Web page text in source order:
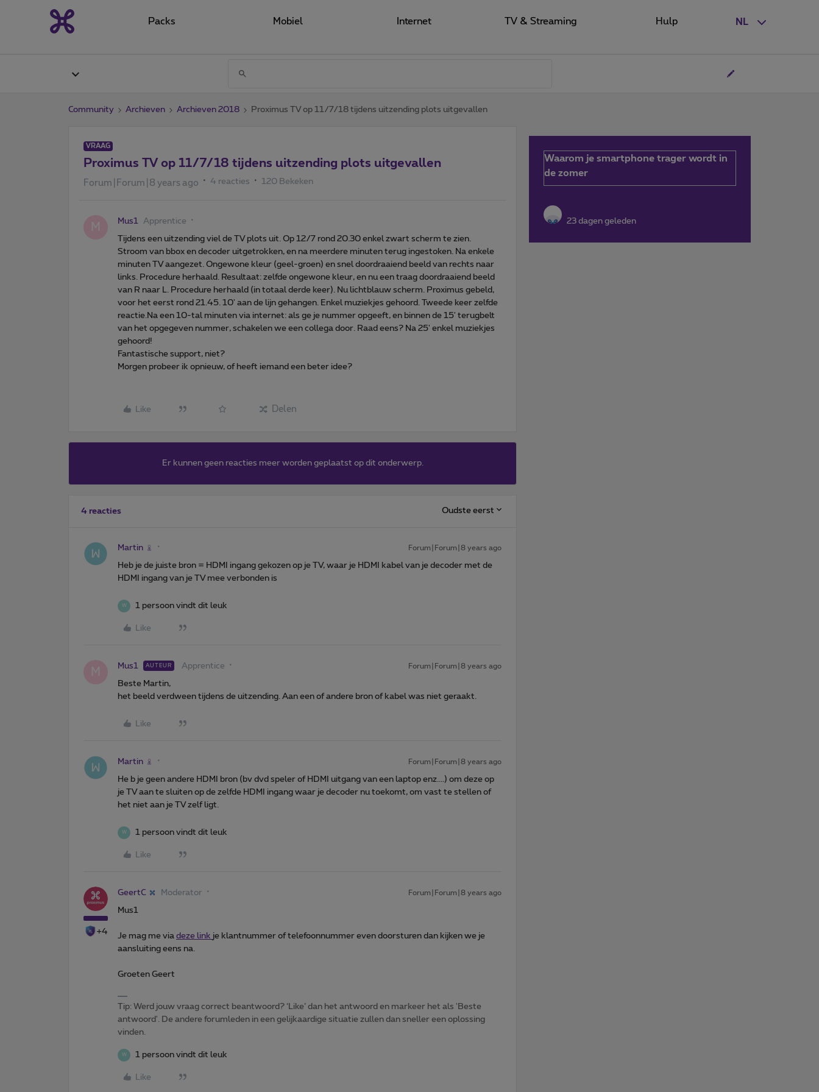
NL
Packs Mobiel Internet TV & Streaming Hulp
Community Archieven Archieven 2018 Proximus TV op 11/7/18 tijdens uitzending plots uitgevallen
VRAAG
Proximus TV op 11/7/18 tijdens uitzending plots uitgevallen
Forum|Forum|8 years ago 4 reacties 120 Bekeken
M Mus1 Apprentice
Tijdens een uitzending viel de TV plots uit. Op 12/7 rond 20.30 enkel zwart scherm te zien.
Stroom van bbox en decoder uitgetrokken, en na meerdere minuten terug ingestoken. Na enkele
minuten TV aangezet. Ongewone kleur (geel-groen) en snel doordraaiend beeld van rechts naar
links. Procedure herhaald. Resultaat: zelfde ongewone kleur, en nu een traag doordraaiend beeld
van R naar L. Procedure herhaald (in totaal derde keer). Nu lichtblauw scherm. Proximus gebeld,
voor het eerst rond 21.45. 10' aan de lijn gehangen. Enkel muziekjes gehoord. Tweede keer zelfde
reactie.Na een 10-tal minuten via internet: als ge je nummer opgeeft, en binnen de 15' terugbelt
van het opgegeven nummer, schakelen we een collega door. Raad eens? Na 25' enkel muziekjes
gehoord!
Fantastische support, niet?
Morgen probeer ik opnieuw, of heeft iemand een beter idee?
Like Delen
Er kunnen geen reacties meer worden geplaatst op dit onderwerp.
4 reacties Oudste eerst
Martin Forum|Forum|8 years ago
Heb je de juiste bron = HDMI ingang gekozen op je TV, waar je HDMI kabel van je decoder met de
HDMI ingang van je TV mee verbonden is
W 1 persoon vindt dit leuk
Like
M Mus1 AUTEUR Apprentice Forum|Forum|8 years ago
Beste Martin,
het beeld verdween tijdens de uitzending. Aan een of andere bron of kabel was niet geraakt.
Like
Martin Forum|Forum|8 years ago
He b je geen andere HDMI bron (bv dvd speler of HDMI uitgang van een laptop enz....) om deze op
je TV aan te sluiten op de zelfde HDMI ingang waar je decoder nu toekomt, om vast te stellen of
het niet aan je TV zelf ligt.
W 1 persoon vindt dit leuk
Like
+4
GeertC Moderator Forum|Forum|8 years ago
Mus1
Je mag me via deze link je klantnummer of telefoonnummer even doorsturen dan kijken we je
aansluiting eens na.
Groeten Geert
Tip: Werd jouw vraag correct beantwoord? ‘Like’ dan het antwoord en markeer het als 'Beste
antwoord'. De andere forumleden in een gelijkaardige situatie zullen dan sneller een oplossing
vinden.
W 1 persoon vindt dit leuk
Like
Waarom je smartphone trager wordt in
de zomer
23 dagen geleden